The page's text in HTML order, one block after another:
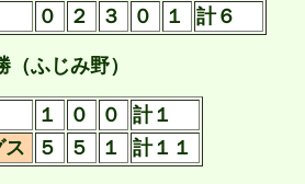
０ ２ ３ ０ １ 計６
（ふじみ野）
１ ０ ０
計１
ス
５ ５ １ 計１１